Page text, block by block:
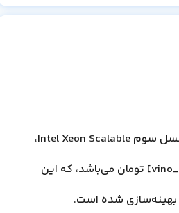
نسل سوم Intel Xeon Scalable،
] تومان می‌باشد، که این
بهینه‌سازی شده است.